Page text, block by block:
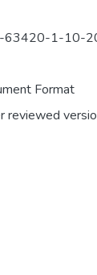
63420-1-10-
Format
reviewed